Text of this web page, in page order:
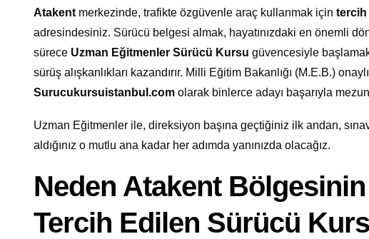
Atakent merkezinde, trafikte özgüvenle araç kullanmak için tercih
adresindesiniz. Sürücü belgesi almak, hayatınızdaki en önemli
sürece Uzman Eğitmenler Sürücü Kursu güvencesiyle
sürüş alışkanlıkları kazandırır. Milli Eğitim Bakanlığı (M.E.B.)
Surucukursuistanbul.com olarak binlerce adayı başarıyla
Uzman Eğitmenler ile, direksiyon başına geçtiğiniz ilk andan,
aldığınız o mutlu ana kadar her adımda yanınızda olacağız.
Neden Atakent
Tercih Edilen Sürücü